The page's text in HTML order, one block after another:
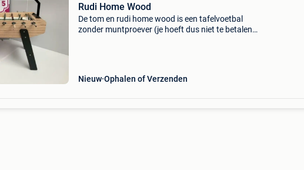
Rudi Home Wood
De tom en rudi home wood is een tafelvoetbal
zonder muntproever (je hoeft dus niet te betalen
Nieuw Ophalen of Verzenden